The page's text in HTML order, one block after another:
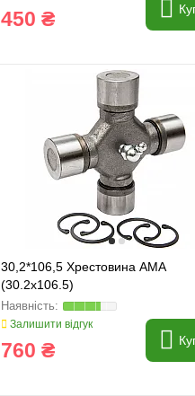
450 ₴
30,2*106,5 Хрестовина AMA
(30.2x106.5)
Залишити відгук
760 ₴